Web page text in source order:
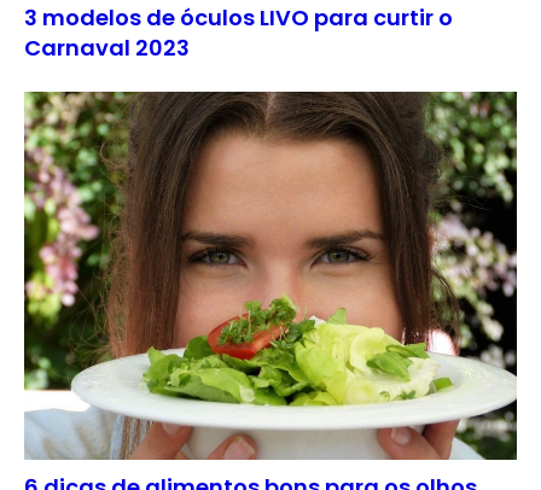
3 modelos de óculos LIVO para curtir o
Carnaval 2023